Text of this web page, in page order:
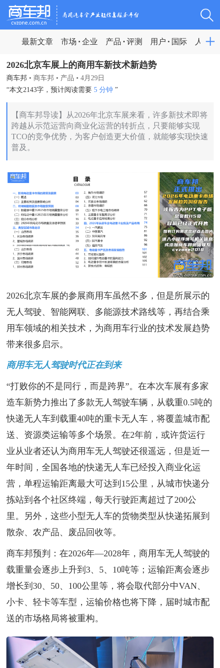
最新文章 市场 企业 产品 评测 用户 国际 人物
2026北京车展上的商用车新技术新趋势
商车邦 • 商车邦 • 产品 • 4月29日
“本文2143字，预计阅读需要5 分钟”
【商车邦导读】从2026年北京车展来看，许多新技术即将
跨越从示范运营向商业化运营的转折点，只要能够实现
TCO的竞争优势，为客户创造更大价值，就能够实现快速
普及。
2026北京车展的参展商用车虽然不多，但是所展示的
无人驾驶、智能网联、多能源技术路线等，再结合乘
用车领域的相关技术，为商用车行业的技术发展趋势
带来很多启示。
商用车无人驾驶时代正在到来
“打败你的不是同行，而是跨界”。在本次车展有多家
造车新势力推出了多款无人驾驶车辆，从载重0.5吨的
快递无人车到载重40吨的重卡无人车，将覆盖城市配
送、资源类运输等多个场景。在2年前，或许货运行
业从业者还认为商用车无人驾驶还很遥远，但是近一
年时间，全国各地的快递无人车已经投入商业化运
营，单程运输距离最大可达到15公里，从城市快递分
拣站到各个社区终端，每天行驶距离超过了200公
里。另外，这些小型无人车的货物类型从快递拓展到
散杂、农产品、废品回收等。
商车邦预判：在2026年—2028年，商用车无人驾驶的
载重量会逐步上升到3、5、10吨等；运输距离会逐步
增长到30、50、100公里等，将会取代部分中VAN、
小卡、轻卡等车型，运输价格也将下降，届时城市配
送的市场格局将被重构。